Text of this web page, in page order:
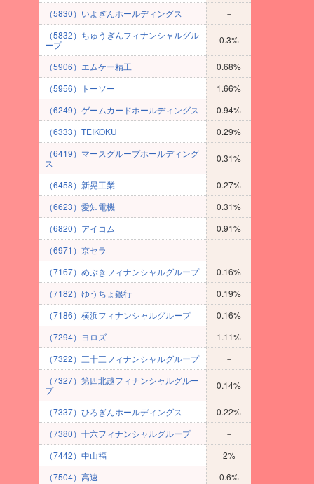
（5830）いよぎんホールディングス
－
（5832）ちゅうぎんフィナンシャルグル
ープ
0.3%
（5906）エムケー精工
0.68%
（5956）トーソー
1.66%
（6249）ゲームカードホールディングス
0.94%
（6333）TEIKOKU
0.29%
（6419）マースグループホールディング
ス
0.31%
（6458）新晃工業
0.27%
（6623）愛知電機
0.31%
（6820）アイコム
0.91%
（6971）京セラ
－
（7167）めぶきフィナンシャルグループ
0.16%
（7182）ゆうちょ銀行
0.19%
（7186）横浜フィナンシャルグループ
0.16%
（7294）ヨロズ
1.11%
（7322）三十三フィナンシャルグループ
－
（7327）第四北越フィナンシャルグルー
プ
0.14%
（7337）ひろぎんホールディングス
0.22%
（7380）十六フィナンシャルグループ
－
（7442）中山福
2%
（7504）高速
0.6%